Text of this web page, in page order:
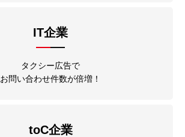
IT企業
タクシー広告で
お問い合わせ件数が倍増！
toC企業